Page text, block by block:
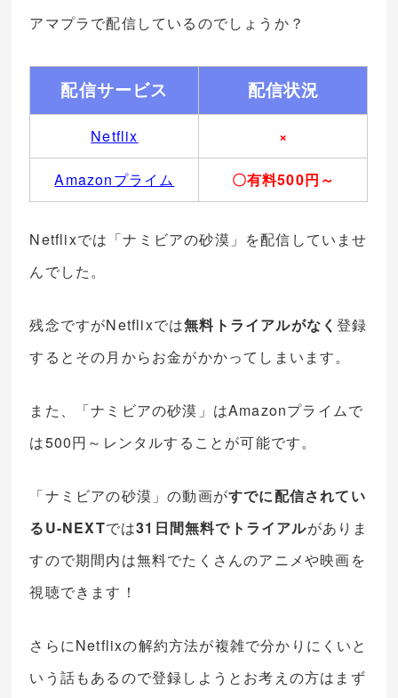
アマプラで配信しているのでしょうか？
配信サービス 配信状況
Netflix ×
Amazonプライム 〇有料500円～
Netflixでは「ナミビアの砂漠」を配信していませ
んでした。
残念ですがNetflixでは無料トライアルがなく登録
するとその月からお金がかかってしまいます。
また、「ナミビアの砂漠」はAmazonプライムで
は500円～レンタルすることが可能です。
「ナミビアの砂漠」の動画がすでに配信されてい
るU-NEXTでは31日間無料でトライアルがありま
すので期間内は無料でたくさんのアニメや映画を
視聴できます！
さらにNetflixの解約方法が複雑で分かりにくいと
いう話もあるので登録しようとお考えの方はまず